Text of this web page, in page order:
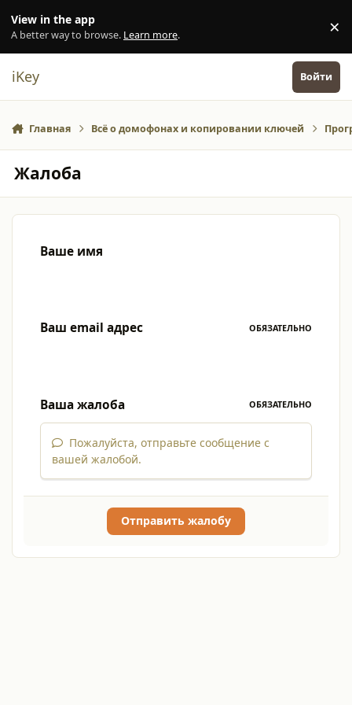
View in the app
A better way to browse. Learn more. ×
iKey Войти
Главная Всё о домофонах и копировании ключей
Жалоба
Ваше имя
Ваш email адрес ОБЯЗАТЕЛЬНО
Ваша жалоба ОБЯЗАТЕЛЬНО
Пожалуйста, отправьте сообщение с
вашей жалобой.
Отправить жалобу